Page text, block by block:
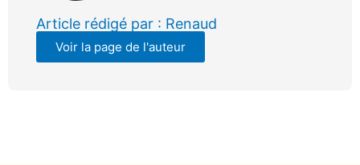
Article rédigé par : Renaud
Voir la page de l'auteur